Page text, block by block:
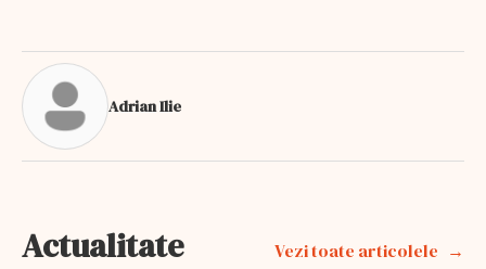
Adrian Ilie
Actualitate Vezi toate articolele